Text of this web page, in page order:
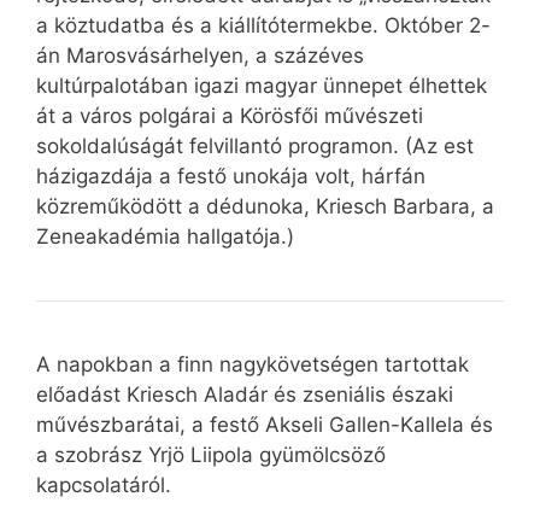
a köztudatba és a kiállítótermekbe. Október 2-
án Marosvásárhelyen, a százéves
kultúrpalotában igazi magyar ünnepet élhettek
át a város polgárai a Körösfői művészeti
sokoldalúságát felvillantó programon. (Az est
házigazdája a festő unokája volt, hárfán
közreműködött a dédunoka, Kriesch Barbara, a
Zeneakadémia hallgatója.)
A napokban a finn nagykövetségen tartottak
előadást Kriesch Aladár és zseniális északi
művészbarátai, a festő Akseli Gallen-Kallela és
a szobrász Yrjö Liipola gyümölcsöző
kapcsolatáról.